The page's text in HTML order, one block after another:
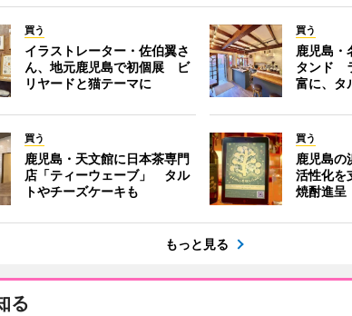
買う
イラストレーター・佐伯翼さ
ん、地元鹿児島で初個展 ビ
リヤードと猫テーマに
買う
鹿児島・
タンド
富に、タ
買う
鹿児島・天文館に日本茶専門
店「ティーウェーブ」 タル
トやチーズケーキも
買う
鹿児島の
活性化
焼酎進呈
もっと見る
る